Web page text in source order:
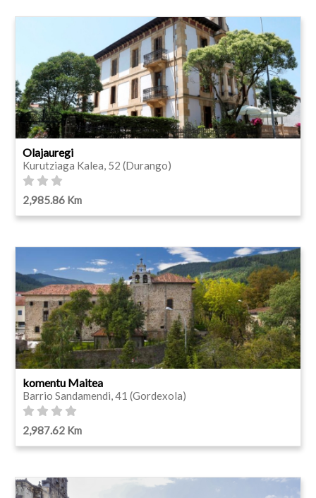
Olajauregi
Kurutziaga Kalea, 52 (Durango)
2,985.86 Km
komentu Maitea
Barrio Sandamendi, 41 (Gordexola)
2,987.62 Km